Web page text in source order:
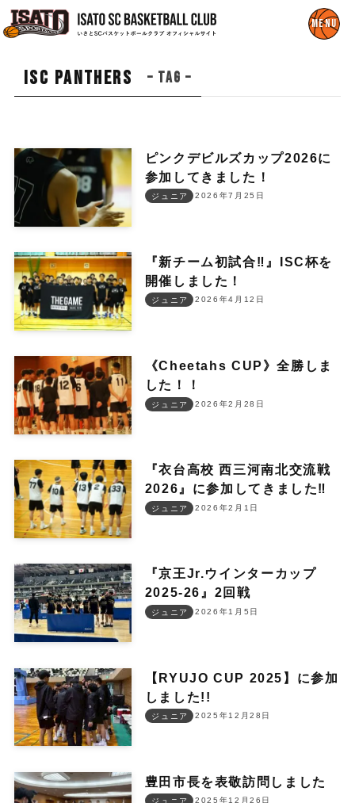
ISC PANTHERS – tag –
ピンクデビルズカップ2026に
参加してきました！
2026年7月25日
ジュニア
『新チーム初試合‼︎』ISC杯を
開催しました！
2026年4月12日
ジュニア
《Cheetahs CUP》全勝しま
した！！
2026年2月28日
ジュニア
『衣台高校 西三河南北交流戦
2026』に参加してきました‼︎
2026年2月1日
ジュニア
『京王Jr.ウインターカップ
2025-26』2回戦
2026年1月5日
ジュニア
【RYUJO CUP 2025】に参加
しました!!
2025年12月28日
ジュニア
豊田市長を表敬訪問しました
2025年12月26日
ジュニア